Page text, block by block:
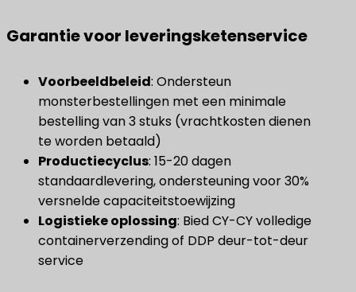
Garantie voor leveringsketenservice
​Voorbeeldbeleid​​: Ondersteun
monsterbestellingen met een minimale
bestelling van 3 stuks (vrachtkosten dienen
te worden betaald)
Productiecyclus​: 15-20 dagen
standaardlevering, ondersteuning voor 30%
versnelde capaciteitstoewijzing
Logistieke oplossing​: Bied CY-CY volledige
containerverzending of DDP deur-tot-deur
service